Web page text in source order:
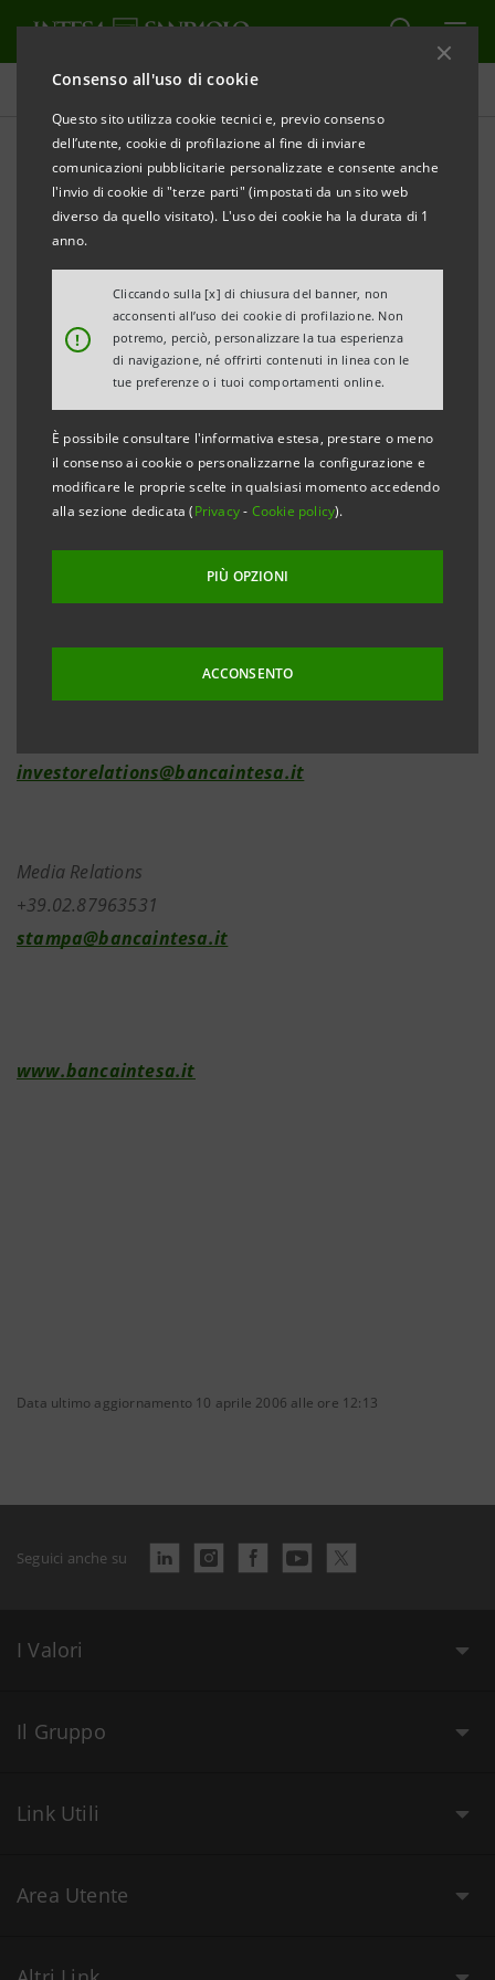
Consenso all'uso di cookie
Questo sito utilizza cookie tecnici e, previo consenso
dell’utente, cookie di profilazione al fine di inviare
comunicazioni pubblicitarie personalizzate e consente anche
l'invio di cookie di "terze parti" (impostati da un sito web
diverso da quello visitato). L'uso dei cookie ha la durata di 1
anno.
!
Cliccando sulla [x] di chiusura del banner, non
acconsenti all’uso dei cookie di profilazione. Non
potremo, perciò, personalizzare la tua esperienza
di navigazione, né offrirti contenuti in linea con le
tue preferenze o i tuoi comportamenti online.
È possibile consultare l'informativa estesa, prestare o meno
il consenso ai cookie o personalizzarne la configurazione e
modificare le proprie scelte in qualsiasi momento accedendo
alla sezione dedicata (Privacy- Cookie policy).
PIÙ OPZIONI
ACCONSENTO
Comunicati stampa
STAMPA AGGIORNA
Milano, 10 aprile 2006
In relazione a indiscrezioni riportate oggi dalla
stampa relative a una possibile Opa di Banca Intesa
su Capitalia, l’Amministratore Delegato di Banca
Intesa Corrado Passera ha commentato: “Sono
notizie che sia io che il professor Bazoli abbiamo
smentito innumerevoli volte e che ancora una volta
dichiaro totalmente infondate. Chi continua a
responsabilità di creare gravi turbative sul mercato”.
Investor Relations
investorelations@bancaintesa.it
Media Relations
+39.02.87963531
stampa@bancaintesa.it
www.bancaintesa.it
Data ultimo aggiornamento 10 aprile 2006 alle ore 12:13
Seguici anche su
I Valori
Il Gruppo
Link Utili
Area Utente